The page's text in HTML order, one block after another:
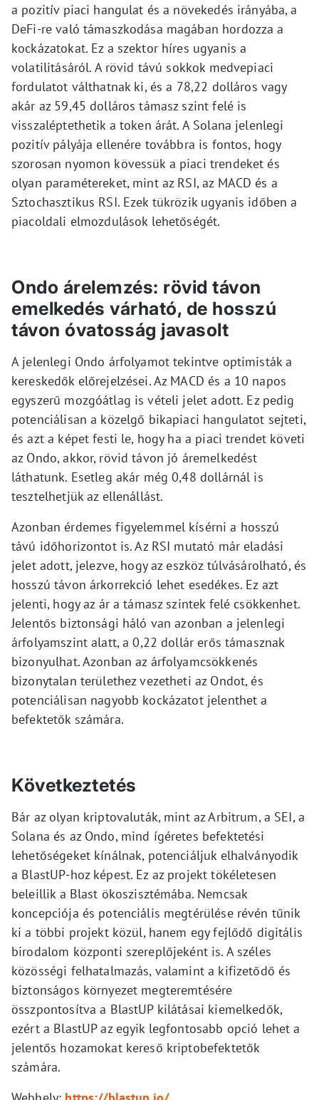
a pozitív piaci hangulat és a növekedés irányába, a
DeFi-re való támaszkodása magában hordozza a
kockázatokat. Ez a szektor híres ugyanis a
volatilitásáról. A rövid távú sokkok medvepiaci
fordulatot válthatnak ki, és a 78,22 dolláros vagy
akár az 59,45 dolláros támasz szint felé is
visszaléptethetik a token árát. A Solana jelenlegi
pozitív pályája ellenére továbbra is fontos, hogy
szorosan nyomon kövessük a piaci trendeket és
olyan paramétereket, mint az RSI, az MACD és a
Sztochasztikus RSI. Ezek tükrözik ugyanis időben a
piacoldali elmozdulások lehetőségét.
Ondo árelemzés: rövid távon
emelkedés várható, de hosszú
távon óvatosság javasolt
A jelenlegi Ondo árfolyamot tekintve optimisták a
kereskedők előrejelzései. Az MACD és a 10 napos
egyszerű mozgóátlag is vételi jelet adott. Ez pedig
potenciálisan a közelgő bikapiaci hangulatot sejteti,
és azt a képet festi le, hogy ha a piaci trendet követi
az Ondo, akkor, rövid távon jó áremelkedést
láthatunk. Esetleg akár még 0,48 dollárnál is
tesztelhetjük az ellenállást.
Azonban érdemes figyelemmel kísérni a hosszú
távú időhorizontot is. Az RSI mutató már eladási
jelet adott, jelezve, hogy az eszköz túlvásárolható, és
hosszú távon árkorrekció lehet esedékes. Ez azt
jelenti, hogy az ár a támasz szintek felé csökkenhet.
Jelentős biztonsági háló van azonban a jelenlegi
árfolyamszint alatt, a 0,22 dollár erős támasznak
bizonyulhat. Azonban az árfolyamcsökkenés
bizonytalan területhez vezetheti az Ondot, és
potenciálisan nagyobb kockázatot jelenthet a
befektetők számára.
Következtetés
Bár az olyan kriptovaluták, mint az Arbitrum, a SEI, a
Solana és az Ondo, mind ígéretes befektetési
lehetőségeket kínálnak, potenciáljuk elhalványodik
a BlastUP-hoz képest. Ez az projekt tökéletesen
beleillik a Blast ökoszisztémába. Nemcsak
koncepciója és potenciális megtérülése révén tűnik
ki a többi projekt közül, hanem egy fejlődő digitális
birodalom központi szereplőjeként is. A széles
közösségi felhatalmazás, valamint a kifizetődő és
biztonságos környezet megteremtésére
összpontosítva a BlastUP kilátásai kiemelkedők,
ezért a BlastUP az egyik legfontosabb opció lehet a
jelentős hozamokat kereső kriptobefektetők
számára.